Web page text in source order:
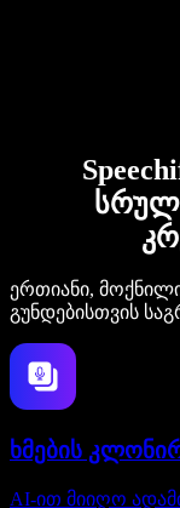
ერთიანი,
გუნდებისთვის
ხმების
AI-ით მიიღო